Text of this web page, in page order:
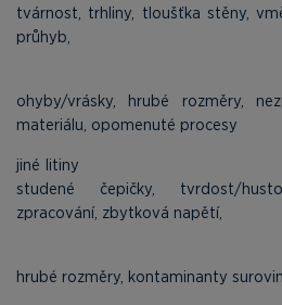
tvárnost, trhliny, tloušťka stěny,
průhyb,
ohyby/vrásky, hrubé rozměry,
materiálu, opomenuté procesy
jiné litiny
studené čepičky, tvrdost/
zpracování, zbytková napětí,
hrubé rozměry, kontaminanty